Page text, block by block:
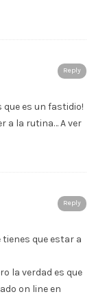
Reply
que es un fastidio!
a la rutina… A ver
Reply
que estar a
la verdad es que
on line en